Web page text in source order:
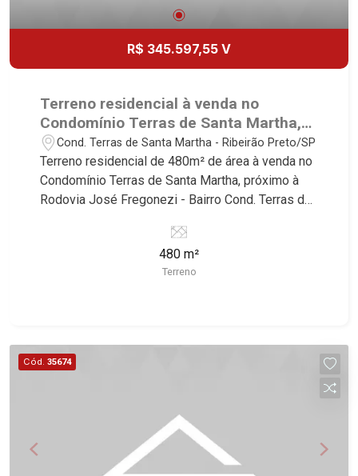
R$ 345.597,55 V
Terreno residencial à venda no
Condomínio Terras de Santa Martha,
próximo à Rodovia José Fregonezi -
Ribeirão Preto/SP.
Cond. Terras de Santa Martha - Ribeirão Preto/SP
Terreno residencial de 480m² de área à venda no
Condomínio Terras de Santa Martha, próximo à
Rodovia José Fregonezi - Bairro Cond. Terras de
características deste imóvel que a Martinelli
Imobiliária selecionou para você: - 480m² de área
terreno - Plano - Condomínio fechado - Portaria
480 m²
Terreno
Cód. 35674